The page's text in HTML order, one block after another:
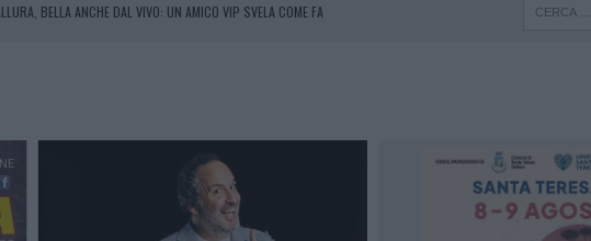
BELLA ANCHE DAL VIVO: UN AMICO VIP SVELA COME FA
E IN GALLURA